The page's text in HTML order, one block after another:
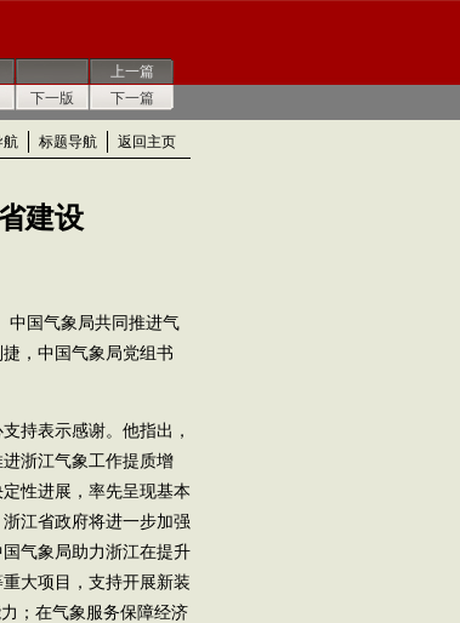
下一版
上一篇
下一篇
航 标题导航 返回主页
建设
国气象局共同推进气
，中国气象局党组书
持表示感谢。他指出，
浙江气象工作提质增
性进展，率先呈现基本
江省政府将进一步加强
气象局助力浙江在提升
大项目，支持开展新装
；在气象服务保障经济